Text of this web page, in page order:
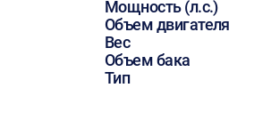
Мощность (л.с.)
Объем двигателя
Вес
Объем бака
Тип